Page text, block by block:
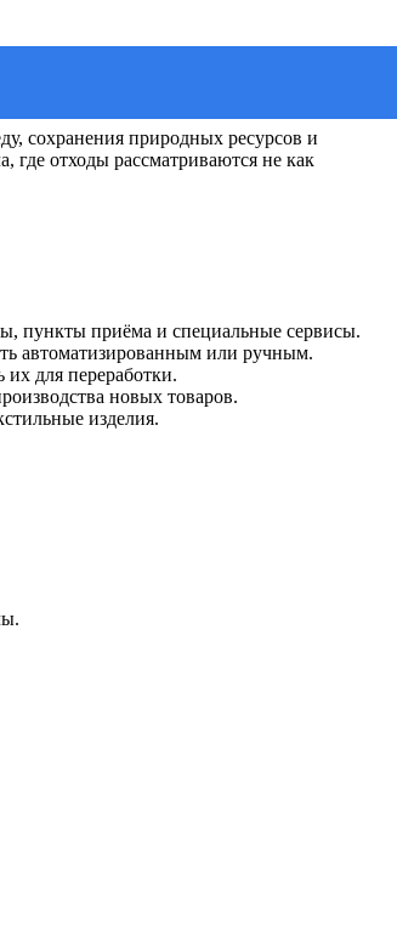
сохранения природных ресурсов и
где отходы рассматриваются не как
пункты приёма и специальные сервисы.
автоматизированным или ручным.
для переработки.
новых товаров.
изделия.